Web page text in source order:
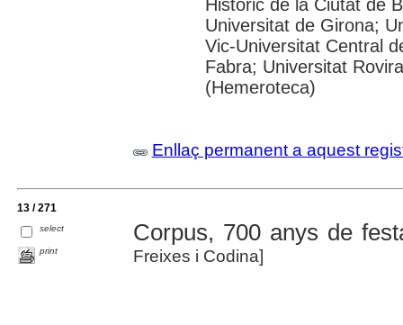
Històric de la Ciutat de
Universitat de Girona;
Vic-Universitat Central
Fabra; Universitat
(Hemeroteca)
Enllaç permanent a aquest
13 / 271
select
print
Corpus, 700 anys de
Freixes i Codina]